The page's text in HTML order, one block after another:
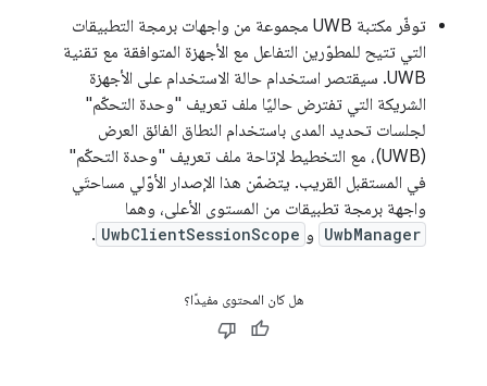
توفّر مكتبة UWB مجموعة من واجهات برمجة التطبيقات
التي تتيح للمطوّرين التفاعل مع الأجهزة المتوافقة مع تقنية
UWB. سيقتصر استخدام حالة الاستخدام على الأجهزة
الشريكة التي تفترض حاليًا ملف تعريف "وحدة التحكّم"
لجلسات تحديد المدى باستخدام النطاق الفائق العرض
(UWB)، مع التخطيط لإتاحة ملف تعريف "وحدة التحكّم"
في المستقبل القريب. يتضمّن هذا الإصدار الأوّلي مساحتَي
واجهة برمجة تطبيقات من المستوى الأعلى، وهما
UwbManager و UwbClientSessionScope
.
هل كان المحتوى مفيدًا؟